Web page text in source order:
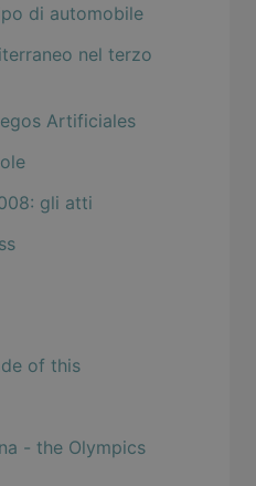
di automobile
nel terzo
Artificiales
gli atti
of this
- the Olympics